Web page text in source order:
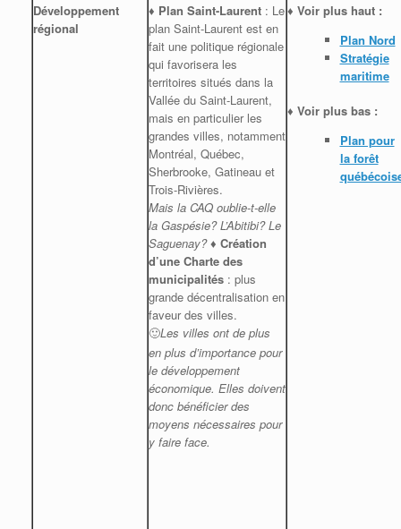
Développement
régional
♦ Plan Saint-Laurent : Le
plan Saint-Laurent est en
fait une politique régionale
qui favorisera les
territoires situés dans la
Vallée du Saint-Laurent,
mais en particulier les
grandes villes, notamment
Montréal, Québec,
Sherbrooke, Gatineau et
Trois-Rivières.
Mais la CAQ oublie-t-elle
la Gaspésie? L’Abitibi? Le
Saguenay?♦ Création
d’une Charte des
municipalités : plus
grande décentralisation en
faveur des villes.
🙂Les villes ont de plus
en plus d’importance pour
le développement
économique. Elles doivent
donc bénéficier des
moyens nécessaires pour
y faire face.
♦ Voir plus haut :
Plan Nord
Stratégie
maritime
♦ Voir plus bas :
Plan pour
la forêt